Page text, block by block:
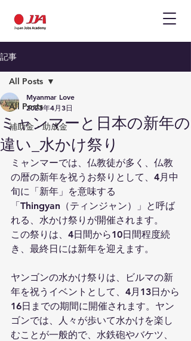
記事
All Posts
補助金・助成金
All Posts
ミャンマーと日本の新年の
違い_水かけ祭り
Myanmar Love
2023年4月3日
ミャンマーでは、仏教徒が多く、仏教
の暦の新年を祝うお祭りとして、4月中
旬に「新年」を意味する
「Thingyan（ティンジャン）」と呼ば
れる、水かけ祭りが開催されます。
この祭りは、4日間から10日間程度続
き、最終日には新年を迎えます。
ヤンゴンの水かけ祭りは、ビルマの新
年を祝うイベントとして、4月13日から
16日までの期間に開催されます。ヤン
ゴンでは、人々が歩いて水かけを楽し
むことが一般的で、水鉄砲やバケツ、